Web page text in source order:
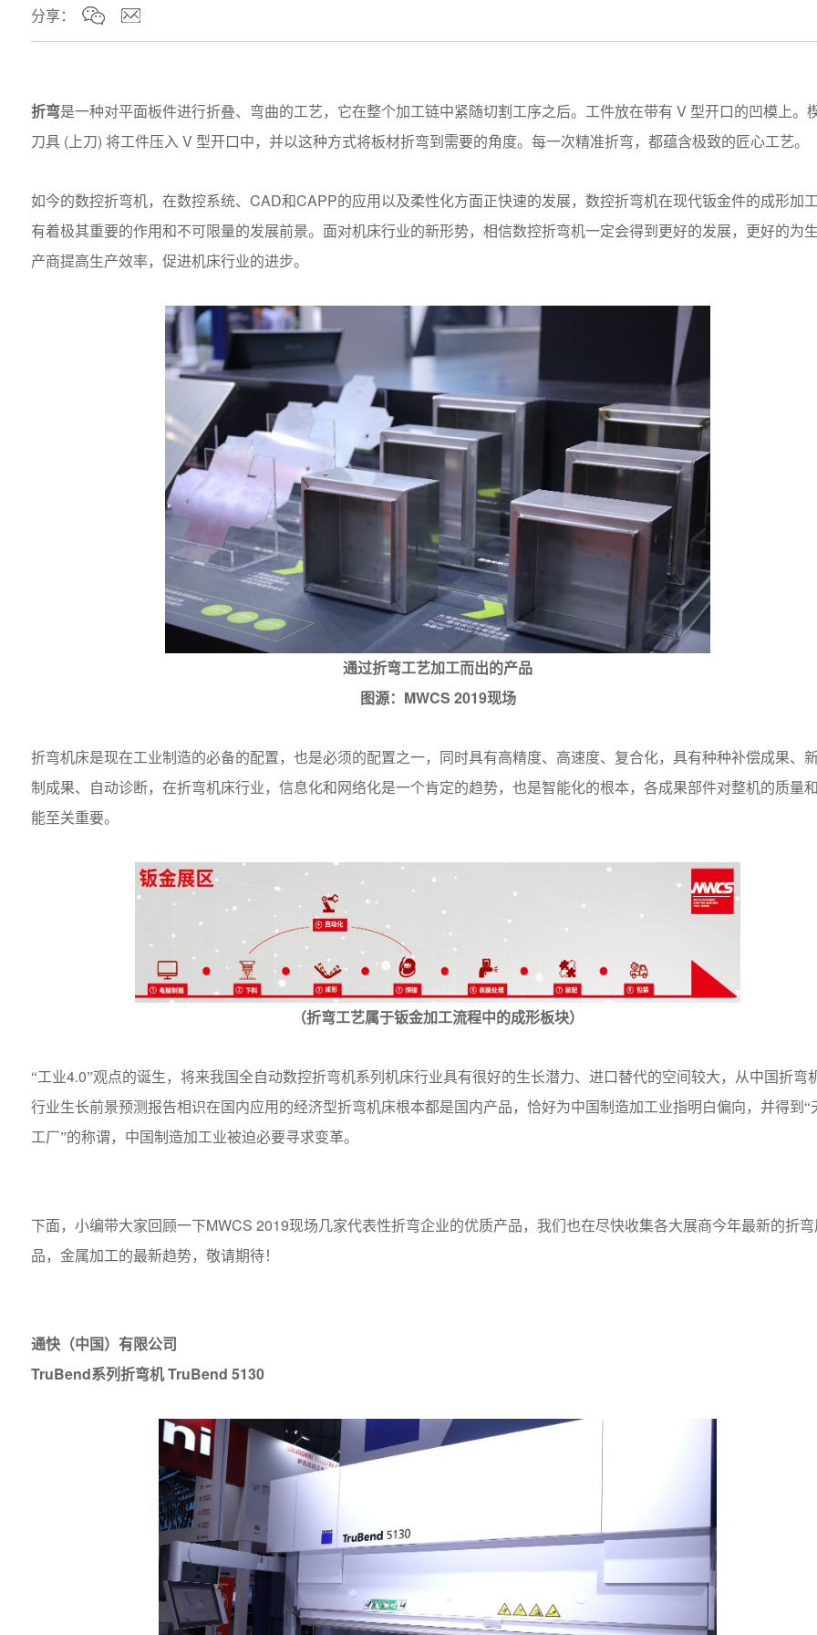
分享：
折弯是一种对平面板件进行折叠、弯曲的工艺，它在整个加工链中紧随切割工序之后。工件放在带有 V 型开口的凹模上。
刀具(上刀) 将工件压入 V 型开口中，并以这种方式将板材折弯到需要的角度。每一次精准折弯，都蕴含极致的匠心工艺。
如今的数控折弯机，在数控系统、 CAD和CAPP的应用以及柔性化方面正快速的发展，数控折弯机在现代钣金件的成形加
有着极其重要的作用和不可限量的发展前景。面对机床行业的新形势，相信数控折弯机一定会得到更好的发展，更好的为
产商提高生产效率，促进机床行业的进步。
通过折弯工艺加工而出的产品
图源： MWCS 2019现场
折弯机床是现在工业制造的必备的配置，也是必须的配置之一，同时具有高精度、高速度、复合化，具有种种补偿成果、
制成果、自动诊断，在折弯机床行业，信息化和网络化是一个肯定的趋势，也是智能化的根本，各成果部件对整机的质量
能至关重要。
（折弯工艺属于钣金加工流程中的成形板块）
“工业4.0”观点的诞生，将来我国全自动数控折弯机系列机床行业具有很好的生长潜力、进口替代的空间较大，从中国折弯
行业生长前景预测报告相识在国内应用的经济型折弯机床根本都是国内产品，恰好为中国制造加工业指明白偏向，并得到“
工厂”的称谓，中国制造加工业被迫必要寻求变革。
下面，小编带大家回顾一下MWCS 2019现场几家代表性折弯企业的优质产品，我们也在尽快收集各大展商今年最新的折弯
品，金属加工的最新趋势，敬请期待！
通快（中国）有限公司
TruBend系列折弯机TruBend 5130